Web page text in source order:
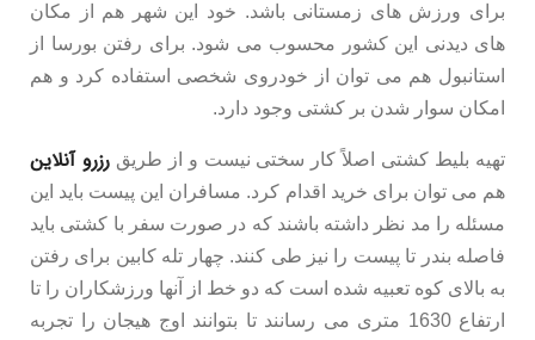
برای ورزش های زمستانی باشد. خود این شهر هم از مکان
های دیدنی این کشور محسوب می شود. برای رفتن بورسا از
استانبول هم می توان از خودروی شخصی استفاده کرد و هم
امکان سوار شدن بر کشتی وجود دارد.
تهیه بلیط کشتی اصلاً کار سختی نیست و از طریقرزرو آنلاین
هم می توان برای خرید اقدام کرد. مسافران این پیست باید این
مسئله را مد نظر داشته باشند که در صورت سفر با کشتی باید
فاصله بندر تا پیست را نیز طی کنند. چهار تله کابین برای رفتن
به بالای کوه تعبیه شده است که دو خط از آنها ورزشکاران را تا
ارتفاع 1630 متری می رسانند تا بتوانند اوج هیجان را تجربه